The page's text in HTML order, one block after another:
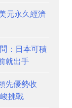
元永久經濟
：日本可積
就出手
先優勢收
挑戰